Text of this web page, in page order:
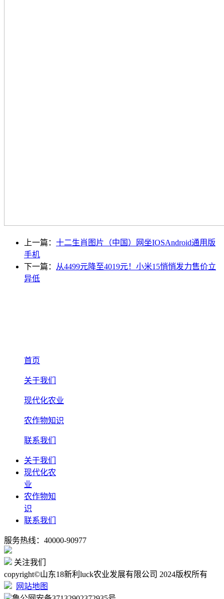
上一篇： 十二生肖图片（中国）网坐IOSAndroid通用版
手机
下一篇： 从4499元降至4019元！小米15悄悄发力售价立
异低
首页
关于我们
现代化农业
农作物知识
联系我们
关于我们
现代化农
业
农作物知
识
联系我们
服务热线：40000-90977
关注我们
copyright©山东18新利luck农业发展有限公司 2024版权所有
网站地图